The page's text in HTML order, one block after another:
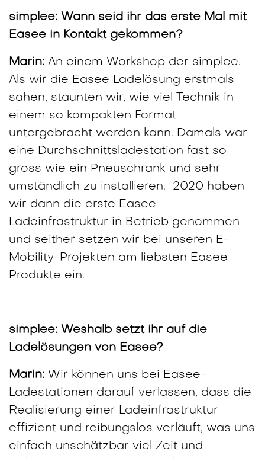
simplee: Wann seid ihr das erste Mal mit
Easee in Kontakt gekommen?
Marin: An einem Workshop der simplee.
Als wir die Easee Ladelösung erstmals
sahen, staunten wir, wie viel Technik in
einem so kompakten Format
untergebracht werden kann. Damals war
eine Durchschnittsladestation fast so
gross wie ein Pneuschrank und sehr
umständlich zu installieren. 2020 haben
wir dann die erste Easee
Ladeinfrastruktur in Betrieb genommen
und seither setzen wir bei unseren E-
Mobility-Projekten am liebsten Easee
Produkte ein.
simplee: Weshalb setzt ihr auf die
Ladelösungen von Easee?
Marin: Wir können uns bei Easee-
Ladestationen darauf verlassen, dass die
Realisierung einer Ladeinfrastruktur
effizient und reibungslos verläuft, was uns
einfach unschätzbar viel Zeit und